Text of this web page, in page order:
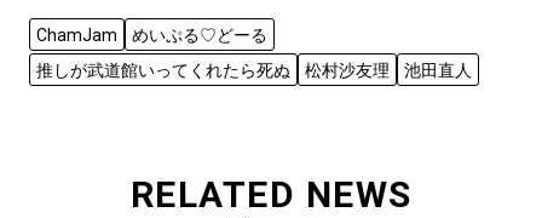
ChamJam
めいぷる♡どーる
推しが武道館いってくれたら死ぬ
松村沙友理 池田直人
RELATED NEWS